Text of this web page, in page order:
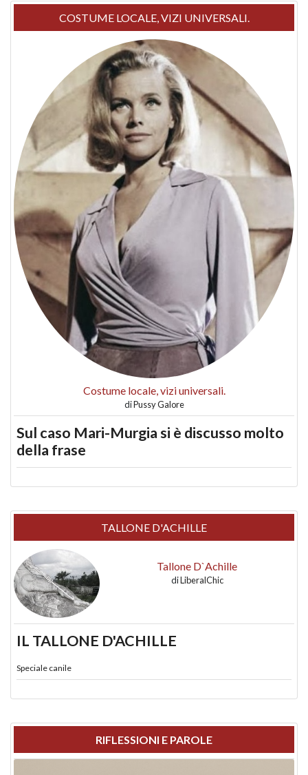
COSTUME LOCALE, VIZI UNIVERSALI.
Costume locale, vizi universali.
diPussy Galore
Sul caso Mari-Murgia si è discusso molto
della frase
TALLONE D'ACHILLE
Tallone D`Achille
diLiberalChic
IL TALLONE D'ACHILLE
Speciale canile
RIFLESSIONI E PAROLE